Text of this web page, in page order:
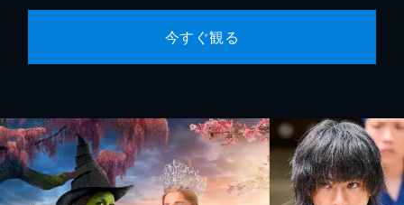
今すぐ観る